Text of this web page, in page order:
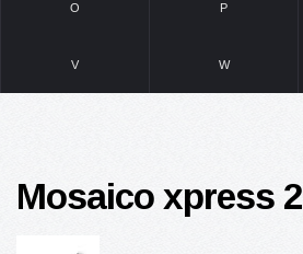
O P
V W
Mosaico xpress 2